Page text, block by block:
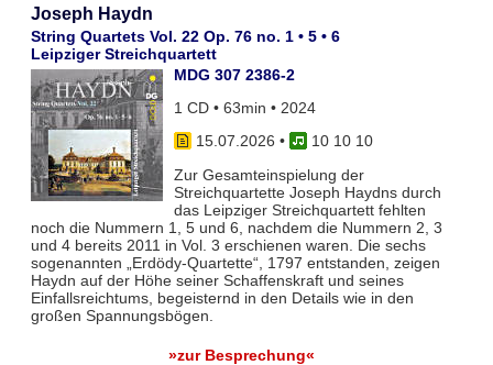
Joseph Haydn
String Quartets Vol. 22 Op. 76 no. 1 • 5 • 6
Leipziger Streichquartett
MDG 307 2386-2
1 CD • 63min • 2024
15.07.2026 •
10 10 10
Zur Gesamteinspielung der
Streichquartette Joseph Haydns durch
das Leipziger Streichquartett fehlten
noch die Nummern 1, 5 und 6, nachdem die Nummern 2, 3
und 4 bereits 2011 in Vol. 3 erschienen waren. Die sechs
sogenannten „Erdödy-Quartette“, 1797 entstanden, zeigen
Haydn auf der Höhe seiner Schaffenskraft und seines
Einfallsreichtums, begeisternd in den Details wie in den
großen Spannungsbögen.
»zur Besprechung«